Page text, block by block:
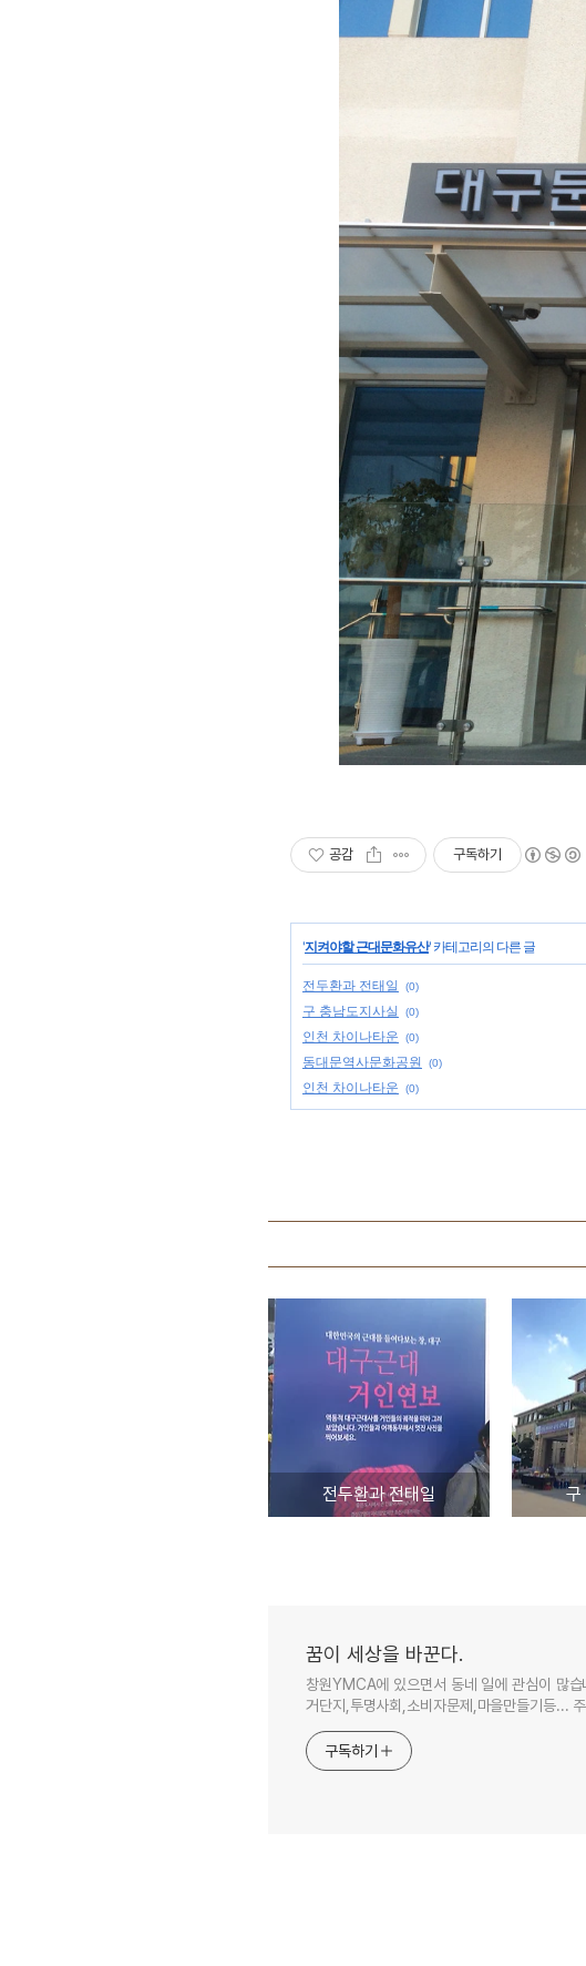
공감 구독하기
'지켜야할 근대문화유산' 카테고리의 다른 글
전두환과 전태일 (0)
구 충남도지사실 (0)
인천 차이나타운 (0)
동대문역사문화공원 (0)
인천 차이나타운 (0)
전두환과 전태일 구
꿈이 세상을 바꾼다.
창원YMCA에 있으면서 동네 일에 관심이 많
거단지,투명사회,소비자문제,마을만들기등...
구독하기